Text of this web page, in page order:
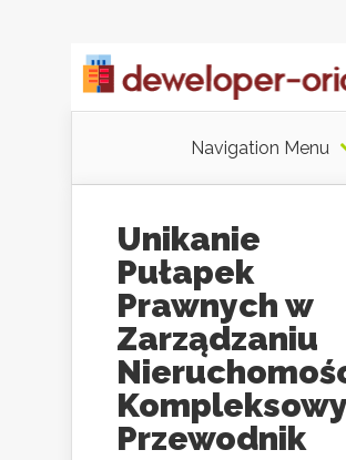
Navigation Menu
Unikanie
Pułapek
Prawnych w
Zarządzaniu
Kompleksowy
Przewodnik